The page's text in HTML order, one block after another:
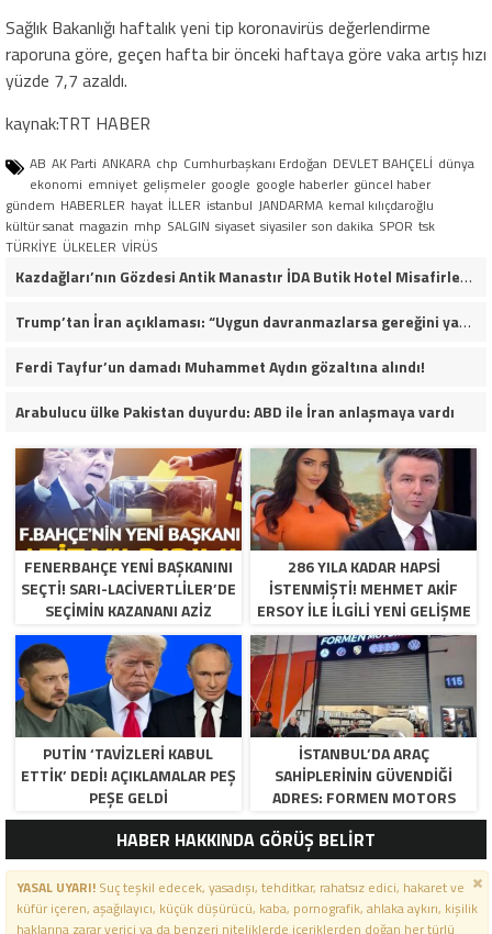
Sağlık Bakanlığı haftalık yeni tip koronavirüs değerlendirme
raporuna göre, geçen hafta bir önceki haftaya göre vaka artış hızı
yüzde 7,7 azaldı.
kaynak:TRT HABER
AB AK Parti ANKARA chp Cumhurbaşkanı Erdoğan DEVLET BAHÇELİ dünya
ekonomi emniyet gelişmeler google google haberler güncel haber
gündem HABERLER hayat İLLER istanbul JANDARMA kemal kılıçdaroğlu
kültür sanat magazin mhp SALGIN siyaset siyasiler son dakika SPOR tsk
TÜRKİYE ÜLKELER VİRÜS
Kazdağları’nın Gözdesi Antik Manastır İDA Butik Hotel Misafirlerinden Tam Not Alıyor
Trump’tan İran açıklaması: “Uygun davranmazlarsa gereğini yaparım”
Ferdi Tayfur’un damadı Muhammet Aydın gözaltına alındı!
Arabulucu ülke Pakistan duyurdu: ABD ile İran anlaşmaya vardı
FENERBAHÇE YENI BAŞKANINI
SEÇTI! SARI-LACIVERTLILER’DE
SEÇIMIN KAZANANI AZIZ
YILDIRIM OLDU
286 YILA KADAR HAPSI
ISTENMIŞTI! MEHMET AKIF
ERSOY ILE ILGILI YENI GELIŞME
PUTIN ‘TAVIZLERI KABUL
ETTIK’ DEDI! AÇIKLAMALAR PEŞ
PEŞE GELDI
İSTANBUL’DA ARAÇ
SAHIPLERININ GÜVENDIĞI
ADRES: FORMEN MOTORS
HABER HAKKINDA GÖRÜŞ BELİRT
YASAL UYARI!Suç teşkil edecek, yasadışı, tehditkar, rahatsız edici, hakaret ve
küfür içeren, aşağılayıcı, küçük düşürücü, kaba, pornografik, ahlaka aykırı, kişilik
haklarına zarar verici ya da benzeri niteliklerde içeriklerden doğan her türlü